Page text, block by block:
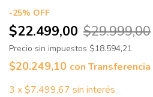
-25% OFF
$22.499,00 $29.999,00
Precio sin impuestos $18.594,21
$20.249,10 con
3 x$7.499,67 sin interés